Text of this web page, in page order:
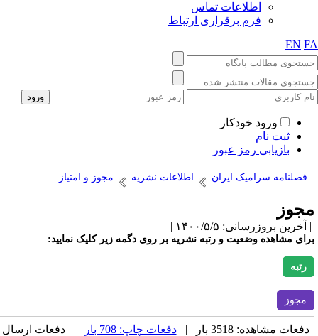
اطلاعات تماس
فرم برقراری ارتباط
EN
ورود خودکار
ثبت نام
بازیابی رمز عبور
فصلنامه سرامیک ایران اطلاعات نشریه مجوز و امتیاز
بروزرسانی: ۱۴۰۰/۵/۵ |
مشاهده وضعیت و رتبه نشریه بر روی دگمه زیر کلیک نمایید:
رتبه
مجوز
دفعات مشاهده: 3518 بار | دفعات چاپ: 708 بار
| دفعات ارسال